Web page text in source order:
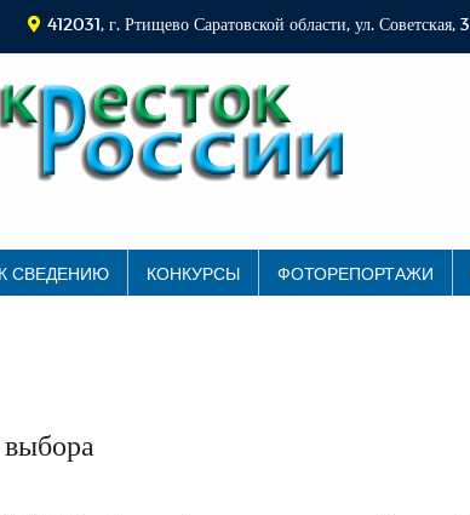
412031, г. Ртищево Саратовской области, ул. Советская, 3
К СВЕДЕНИЮ КОНКУРСЫ ФОТОРЕПОРТАЖИ